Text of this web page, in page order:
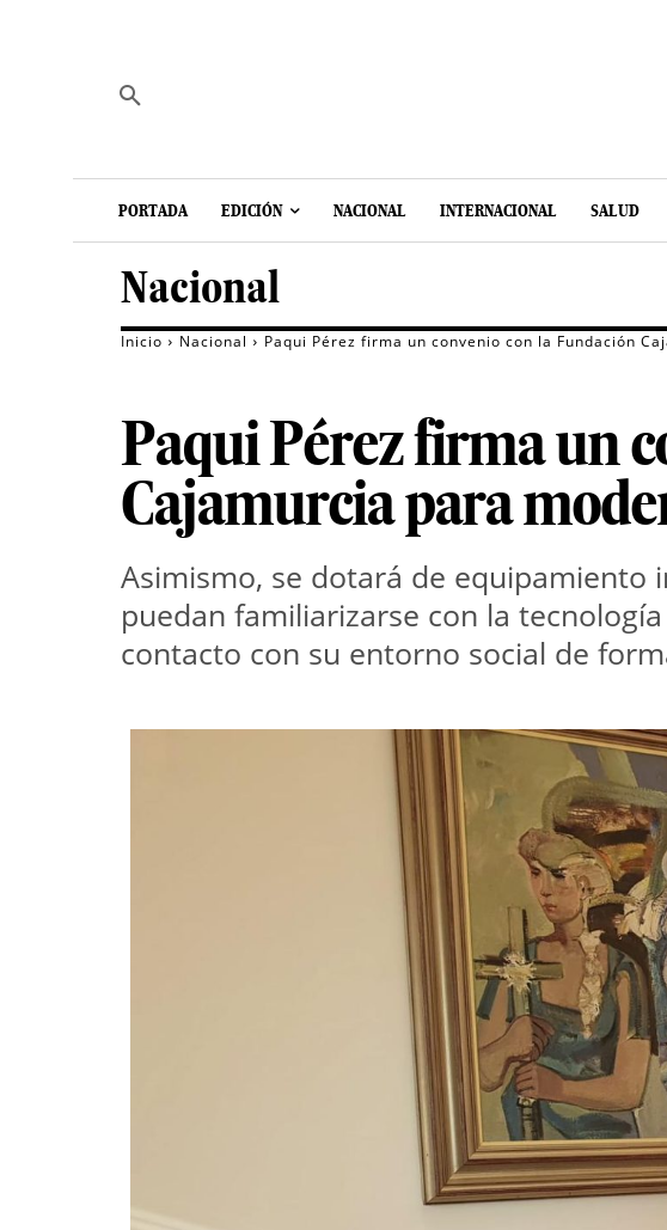
PORTADA EDICIÓN NACIONAL INTERNACIONAL SALUD
Nacional
Inicio Nacional Paqui Pérez firma un convenio con la Fundación
Paqui Pérez firma un
Cajamurcia para
Asimismo, se dotará de equipamiento
puedan familiarizarse con la
contacto con su entorno social de